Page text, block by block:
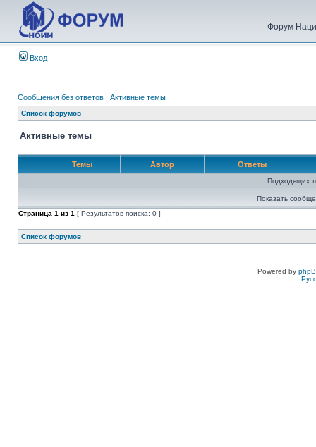
Форум
Вход
Сообщения без ответов | Активные темы
Список форумов
Активные темы
Темы Автор Ответы
Подходящих
Показать
Страница 1 из 1 [ Результатов поиска: 0 ]
Список форумов
Powered by